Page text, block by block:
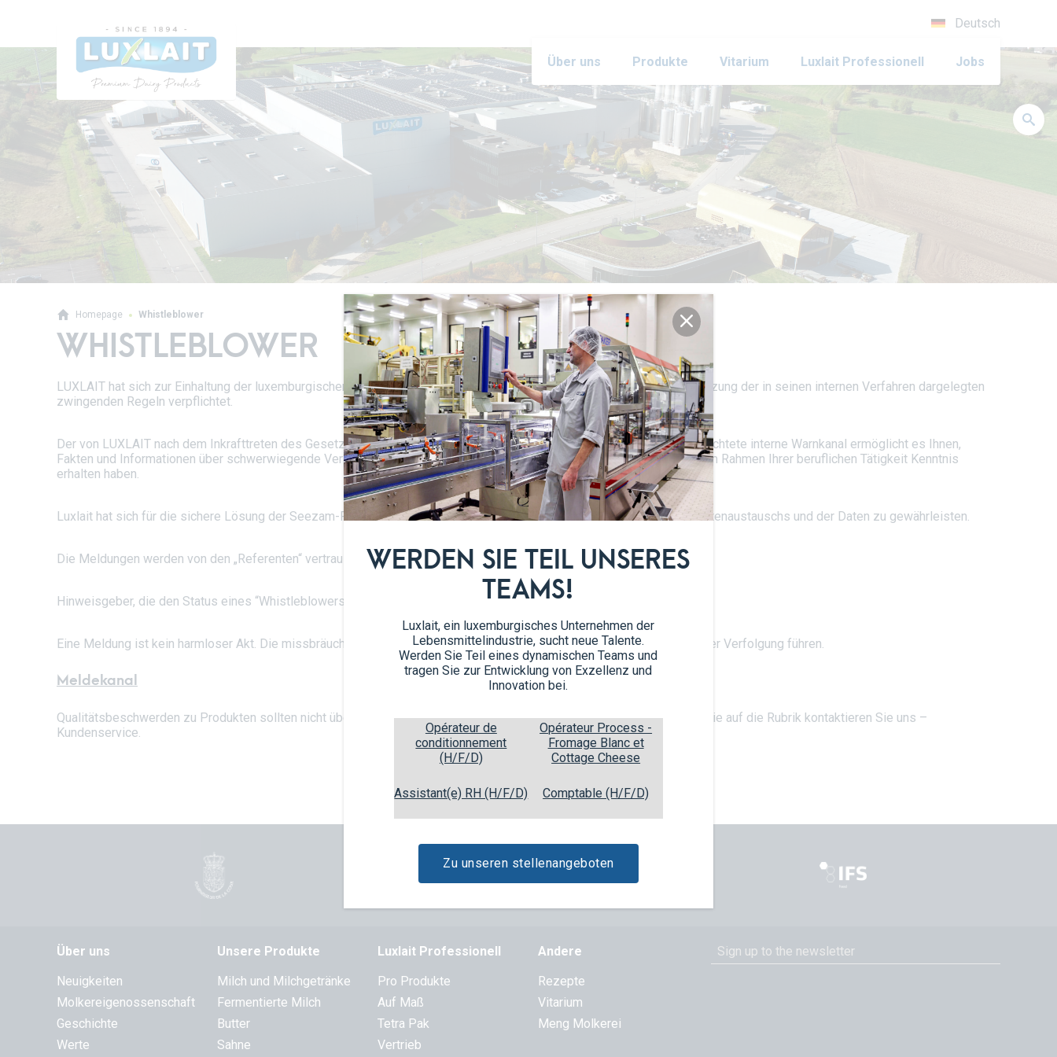
Deutsch
Über uns Produkte Vitarium Luxlait Pro­fes­si­o­nell Jobs
WERDEN SIE TEIL UNSERES
TEAMS!
Luxlait, ein luxemburgisches Unternehmen der
Lebensmittelindustrie, sucht neue Talente.
Werden Sie Teil eines dynamischen Teams und
tragen Sie zur Entwicklung von Exzellenz und
Innovation bei.
Opérateur de
conditionnement
(H/F/D)
Opérateur Process -
Fromage Blanc et
Cottage Cheese
Assistant(e) RH (H/F/D) Comptable (H/F/D)
Zu unseren stellenangeboten
Homepage Whistleblower
WHISTLEBLOWER
LUXLAIT hat sich zur Einhaltung der luxemburgischen und europäischen Gesetze und Verordnungen sowie zur Durchsetzung der in seinen internen Verfahren dargelegten
zwingenden Regeln verpflichtet.
Der von LUXLAIT nach dem Inkrafttreten des Gesetzes vom 21. Mai 2023 über den Schutz von “Whistleblowern“ eingerichtete interne Warnkanal ermöglicht es Ihnen,
Fakten und Informationen über schwerwiegende Verstöße gegen die oben genannten Texte zu melden, von denen Sie im Rahmen Ihrer beruflichen Tätigkeit Kenntnis
erhalten haben.
Luxlait hat sich für die sichere Lösung der Seezam-Plattform entschieden, um die Sicherheit und Vertraulichkeit des Datenaustauschs und der Daten zu gewährleisten.
Die Meldungen werden von den „Referenten“ vertraulich und innerhalb der gesetzlichen Fristen bearbeitet.
Hinweisgeber, die den Status eines “Whistleblowers“ erhalten haben, werden vor Vergeltungsmaßnahmen geschützt.
Eine Meldung ist kein harmloser Akt. Die missbräuchliche Nutzung des Systems kann zu Sanktionen oder strafrechtlicher Verfolgung führen.
Meldekanal
Qualitätsbeschwerden zu Produkten sollten nicht über diesen internen Meldekanal eingereicht werden. Wir verweisen Sie auf die Rubrik kontaktieren Sie uns –
Kundenservice.
Über uns
Neuigkeiten
Molkereigenossenschaft
Geschichte
Werte
Unsere Produkte
Milch und Milchgetränke
Fermentierte Milch
Butter
Sahne
Luxlait Pro­fes­si­o­nell
Pro Produkte
Auf Maß
Tetra Pak
Vertrieb
Andere
Rezepte
Vitarium
Meng Molkerei